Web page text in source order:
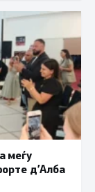
меѓу
д’Алба